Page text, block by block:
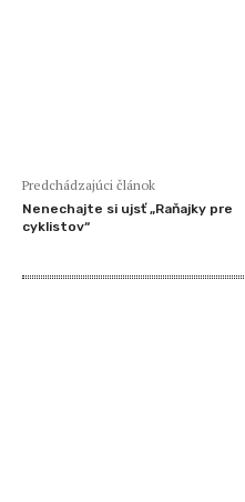
Predchádzajúci článok
Nenechajte si ujsť „Raňajky pre
cyklistov“